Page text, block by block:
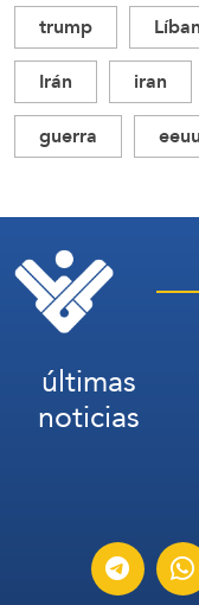
trump
Irán
iran
guerra
eeuu
últimas
noticias